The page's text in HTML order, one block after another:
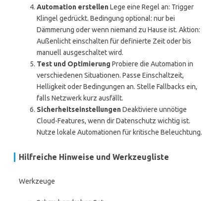
Automation erstellenLege eine Regel an: Trigger
Klingel gedrückt. Bedingung optional: nur bei
Dämmerung oder wenn niemand zu Hause ist. Aktion:
Außenlicht einschalten für definierte Zeit oder bis
manuell ausgeschaltet wird.
Test und Optimierung Probiere die Automation in
verschiedenen Situationen. Passe Einschaltzeit,
Helligkeit oder Bedingungen an. Stelle Fallbacks ein,
falls Netzwerk kurz ausfällt.
SicherheitseinstellungenDeaktiviere unnötige
Cloud-Features, wenn dir Datenschutz wichtig ist.
Nutze lokale Automationen für kritische Beleuchtung.
Hilfreiche Hinweise und Werkzeugliste
Werkzeuge